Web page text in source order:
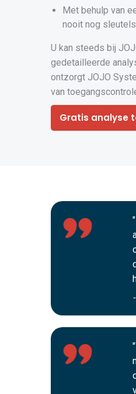
Met behulp van
nooit nog
U kan steeds bij
gedetailleerde
ontzorgt JOJO
van
Gratis analyse